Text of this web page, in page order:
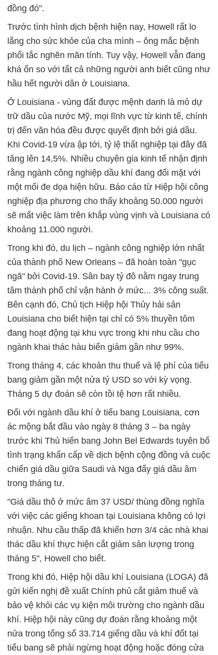
đồng đó".
Trước tình hình dịch bệnh hiện nay, Howell rất lo
lắng cho sức khỏe của cha mình – ông mắc bệnh
phổi tắc nghẽn mãn tính. Tuy vậy, Howell vẫn đang
khá ổn so với tất cả những người anh biết cũng như
hầu hết người dân ở Louisiana.
Ở Louisiana - vùng đất được mệnh danh là mỏ dự
trữ dầu của nước Mỹ, mọi lĩnh vực từ kinh tế, chính
trị đến văn hóa đều được quyết định bởi giá dầu.
Khi Covid-19 vừa ập tới, tỷ lệ thất nghiệp tại đây đã
tăng lên 14,5%. Nhiều chuyên gia kinh tế nhận định
rằng ngành công nghiệp dầu khí đang đối mặt với
một mối đe dọa hiện hữu. Báo cáo từ Hiệp hội công
nghiệp địa phương cho thấy khoảng 50.000 người
sẽ mất việc làm trên khắp vùng vịnh và Louisiana có
khoảng 11.000 người.
Trong khi đó, du lịch – ngành công nghiệp lớn nhất
của thành phố New Orleans – đã hoàn toàn "gục
ngã" bởi Covid-19. Sân bay tỷ đô nằm ngay trung
tâm thành phố chỉ vận hành ở mức... 3% công suất.
Bên cạnh đó, Chủ tịch Hiệp hội Thủy hải sản
Louisiana cho biết hiện tại chỉ có 5% thuyền tôm
đang hoạt động tại khu vực trong khi nhu cầu cho
ngành khai thác hàu biển giảm gần như 99%.
Trong tháng 4, các khoản thu thuế và lệ phí của tiểu
bang giảm gần một nửa tỷ USD so với kỳ vọng.
Tháng 5 dự đoán sẽ còn tồi tệ hơn rất nhiều.
Đối với ngành dầu khí ở tiểu bang Louisiana, cơn
ác mộng bắt đầu vào ngày 8 tháng 3 – ba ngày
trước khi Thủ hiến bang John Bel Edwards tuyên bố
tình trạng khẩn cấp về dịch bệnh cộng đồng và cuộc
chiến giá dầu giữa Saudi và Nga đẩy giá dầu âm
trong tháng tư.
"Giá dầu thô ở mức âm 37 USD/ thùng đồng nghĩa
với việc các giếng khoan tại Louisiana không có lợi
nhuận. Nhu cầu thấp đã khiến hơn 3/4 các nhà khai
thác dầu khí thực hiện cắt giảm sản lượng trong
tháng 5", Howell cho biết.
Trong khi đó, Hiệp hội dầu khí Louisiana (LOGA) đã
gửi kiến nghị đề xuất Chính phủ cắt giảm thuế và
bảo vệ khỏi các vụ kiện môi trường cho ngành dầu
khí. Hiệp hội này cũng dự đoán rằng khoảng một
nửa trong tổng số 33.714 giếng dầu và khí đốt tại
tiểu bang sẽ phải ngừng hoạt động hoặc đóng cửa